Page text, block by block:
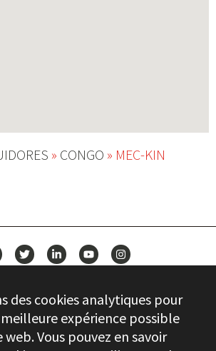
» CONGO » MEC-KIN
CONTACT
des cookies analytiques pour
expérience possible
Vous pouvez en savoir